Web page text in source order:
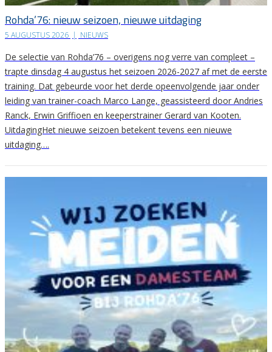
Rohda’76: nieuw seizoen, nieuwe uitdaging
5 AUGUSTUS 2026 | NIEUWS
De selectie van Rohda’76 – overigens nog verre van compleet –
trapte dinsdag 4 augustus het seizoen 2026-2027 af met de eerste
training. Dat gebeurde voor het derde opeenvolgende jaar onder
leiding van trainer-coach Marco Lange, geassisteerd door Andries
Ranck, Erwin Griffioen en keeperstrainer Gerard van Kooten.
UitdagingHet nieuwe seizoen betekent tevens een nieuwe
uitdaging….